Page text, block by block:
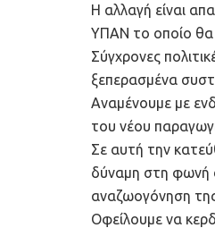
Η αλλαγή είναι
ΥΠΑΝ το οποίο θα
Σύγχρονες
ξεπερασμένα
Αναμένουμε με
του νέου
Σε αυτή την
δύναμη στη φωνή
αναζωογόνηση
Οφείλουμε να